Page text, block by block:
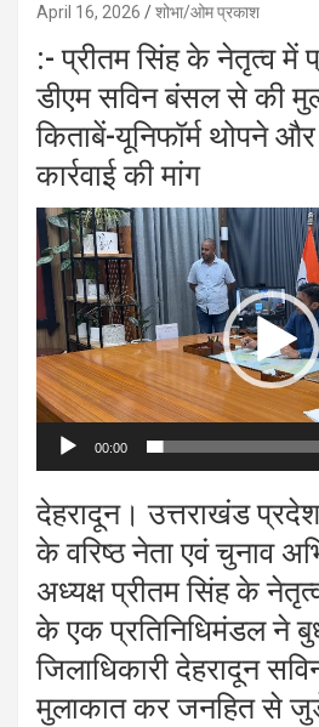
April 16, 2026 शोभा/ओम प्रकाश
:- प्रीतम सिंह के नेतृत्व में
डीएम सविन बंसल से की
किताबें-यूनिफॉर्म थोपने
कार्रवाई की मांग
Video
Player
00:00
देहरादून। उत्तराखंड
के वरिष्ठ नेता एवं चुनाव
अध्यक्ष प्रीतम सिंह के
के एक प्रतिनिधिमंडल ने
जिलाधिकारी देहरादून
मुलाकात कर जनहित से